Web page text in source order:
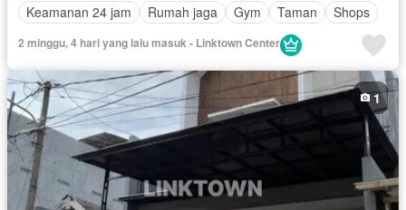
Keamanan 24 jam
Rumah jaga Gym Taman Shops
2 minggu, 4 hari yang lalu masuk - Linktown Center
1